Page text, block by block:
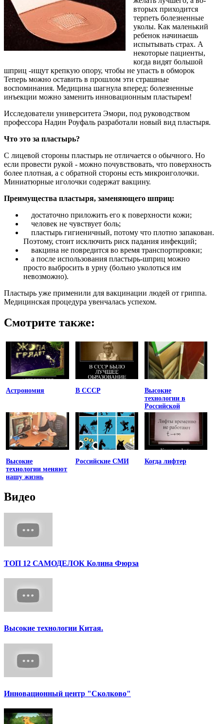
вторых приходится
терпеть болезненные
уколы. Как маленький
ребенок начинаешь
испытывать страх. А
некоторые пациенты,
когда видят большой
шприц -ищут крепкую опору, чтобы не упасть в обморок
Теперь можно оставить в прошлом эти страшные
воспоминания. Медицина шагнула вперед: болезненные
инъекции можно заменить инновационным пластырем!
Исследователи университета Эмори, под руководством
профессора Надин Роуфаль разработали новый вид пластыря.
Что это за пластырь?
С лицевой стороны пластырь не отличается о обычного. Но
если провести рукой - можно почувствовать, что поверхность
более плотная, а с обратной стороны есть микроиголочки.
Миниатюрные иголочки содержат вакцину.
Преимущества пластыря, заменяющего шприц:
достаточно приложить его к поверхности кожи;
человек не чувствует боль;
пластырь гигиеничный, потому что плотно запакован.
Поэтому, стоит исключить риск падания инфекций;
вакцина не повредится во время транспортировки;
а после использования пластырь-шприц можно
просто выбросить в урну (больно уколоться им
невозможно).
Пластырь уже применили для вакцинации людей от гриппа.
Медицинская процедура увенчалась успехом.
Смотрите также:
Астрономия В СССР
Высокие
технологии в
Российской
медицине
Высокие
технологии меняют
нашу жизнь
Российские СМИ Когда лифтер
Видео
ТОП 12 САМОДЕЛОК Колина Фюрза
Высокие технологии Китая.
Инновационный центр "Сколково"